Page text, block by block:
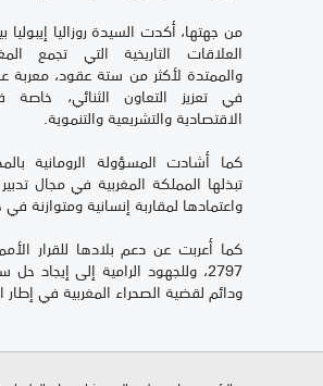
من جهتها، أكدت السيدة روزاليا إيبوليا
العلاقات التاريخية التي تجمع
والممتدة لأكثر من ستة عقود، معربة
في تعزيز التعاون الثنائي، خاصة
الاقتصادية والتشريعية والتنموية.
كما أشادت المسؤولة الرومانية
تبذلها المملكة المغربية في مجال
واعتمادها لمقاربة إنسانية ومتوازنة
كما أعربت عن دعم بلادها للقرار
2797، وللجهود الرامية إلى إيجاد
ودائم لقضية الصحراء المغربية في إطار